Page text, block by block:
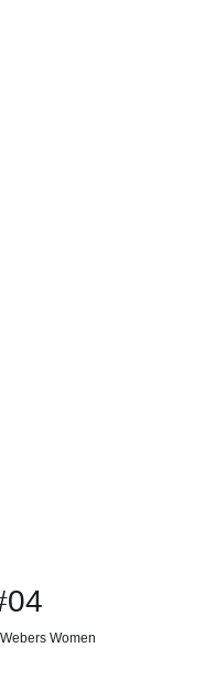
Webers Women